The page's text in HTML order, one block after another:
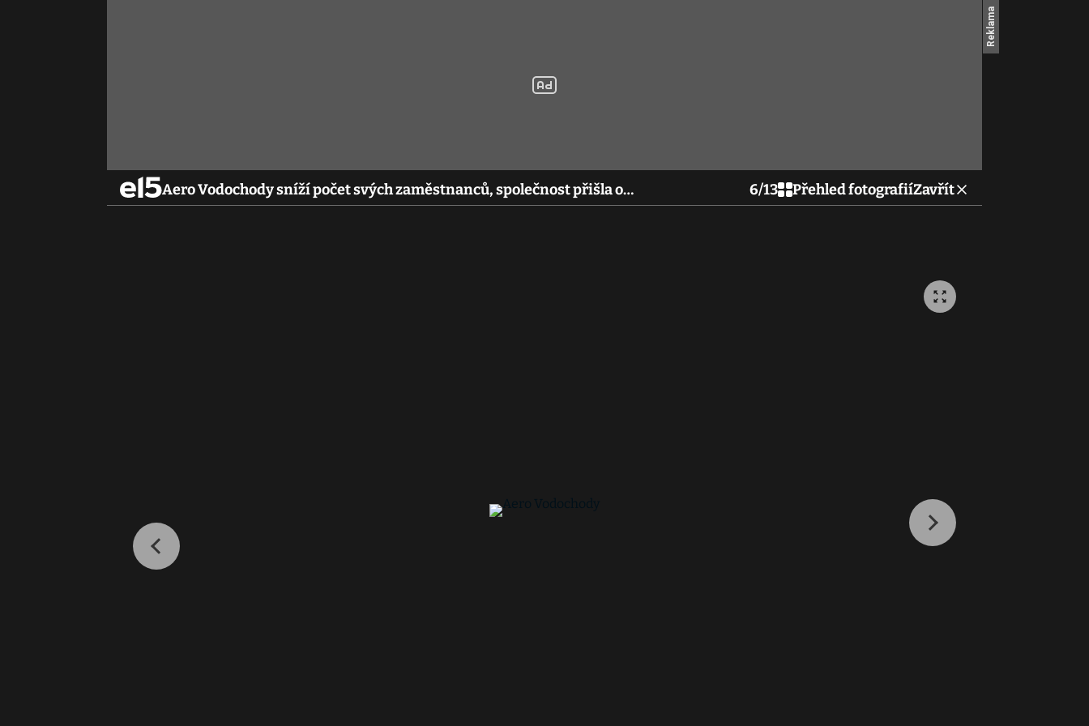
Aero Vodochody sníží počet svých zaměstnanců, společnost přišla o… 6/13 Přehled fotografiíZavřít